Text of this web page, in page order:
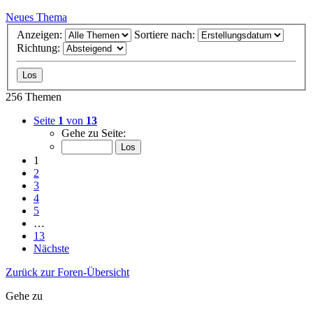
Neues Thema
Anzeigen:
Sortiere nach:
Richtung:
256 Themen
Seite 1 von 13
Gehe zu Seite:
1
2
3
4
5
…
13
Nächste
Zurück zur Foren-Übersicht
Gehe zu